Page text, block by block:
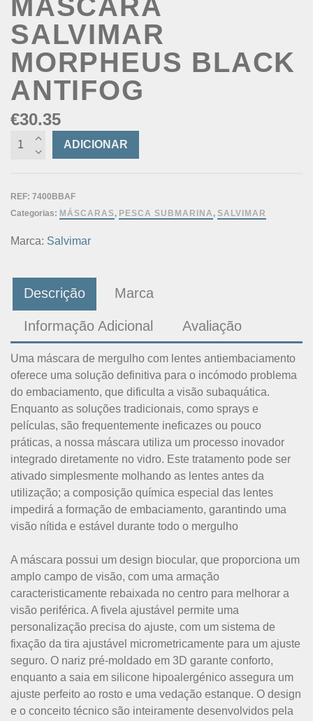
MÁSCARA
SALVIMAR
MORPHEUS BLACK
ANTIFOG
€30.35
Quantidade
Antifog
ADICIONAR
REF: 7400BBAF
Categorias: MÁSCARAS, PESCA SUBMARINA , SALVIMAR
Marca: Salvimar
Descrição Marca
Informação Adicional Avaliação
Uma máscara de mergulho com lentes antiembaciamento
oferece uma solução definitiva para o incómodo problema
do embaciamento, que dificulta a visão subaquática.
Enquanto as soluções tradicionais, como sprays e
películas, são frequentemente ineficazes ou pouco
práticas, a nossa máscara utiliza um processo inovador
integrado diretamente no vidro. Este tratamento pode ser
ativado simplesmente molhando as lentes antes da
utilização; a composição química especial das lentes
impedirá a formação de embaciamento, garantindo uma
visão nítida e estável durante todo o mergulho
A máscara possui um design biocular, que proporciona um
amplo campo de visão, com uma armação
caracteristicamente rebaixada no centro para melhorar a
visão periférica. A fivela ajustável permite uma
personalização precisa do ajuste, com um sistema de
fixação da tira ajustável micrometricamente para um ajuste
seguro. O nariz pré-moldado em 3D garante conforto,
enquanto a saia em silicone hipoalergénico assegura um
ajuste perfeito ao rosto e uma vedação estanque. O design
e o conceito técnico são inteiramente desenvolvidos pela